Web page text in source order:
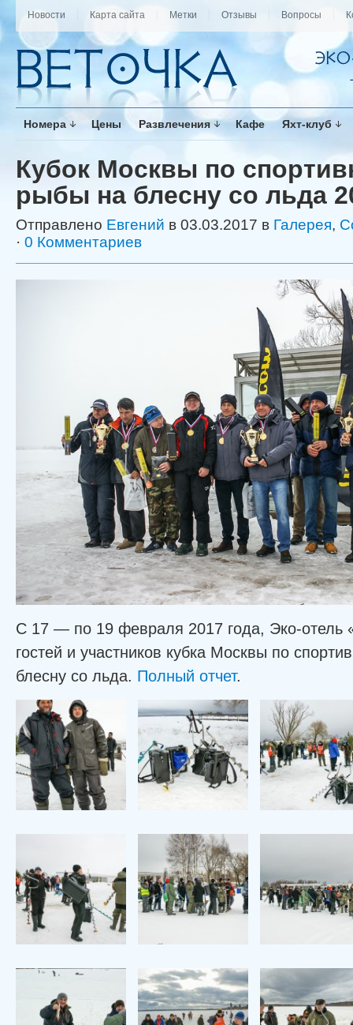
Новости Карта сайта Метки Отзывы Вопросы
Номера Цены Развлечения Кафе Яхт-клуб
Кубок Москвы по
рыбы на блесну со льда
Отправлено Евгений в 03.03.2017 в Галерея,
· 0 Комментариев
С 17 — по 19 февраля 2017 года, Эко-отель
гостей и участников кубка Москвы по
блесну со льда. Полный отчет.